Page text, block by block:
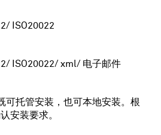
ISO20022
ISO20022/ xml/ 电子邮件
可托管安装，也可本地安装。根
安装要求。